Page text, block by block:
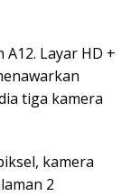
Layar HD +
tiga kamera
kamera
2